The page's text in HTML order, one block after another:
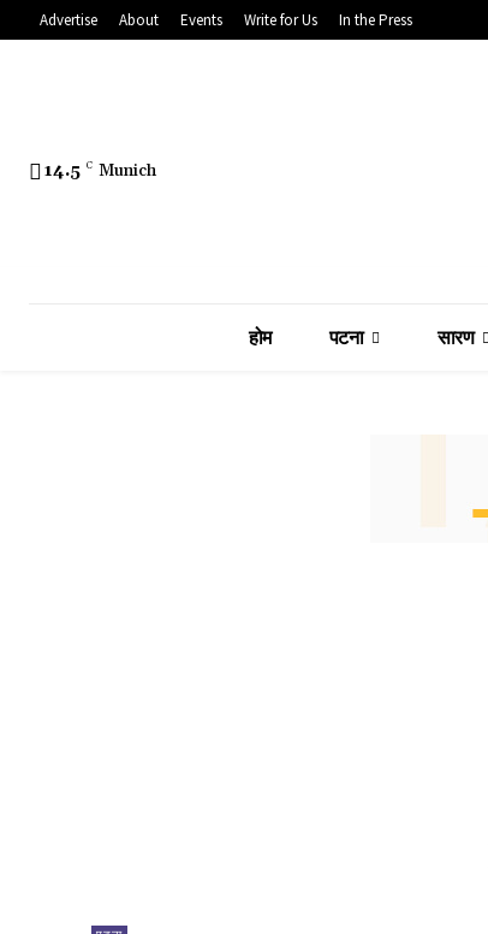
Advertise About Events Write for Us In the Press
14.5 C Munich
होम पटना सारण